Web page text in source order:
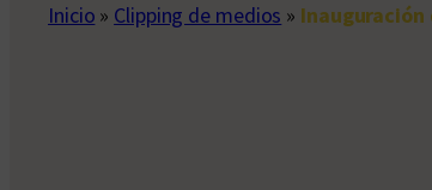
Inicio » Clipping de medios »